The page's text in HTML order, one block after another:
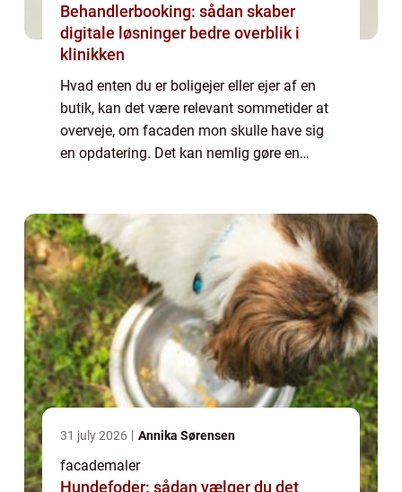
Behandlerbooking: sådan skaber
digitale løsninger bedre overblik i
klinikken
Hvad enten du er boligejer eller ejer af en
butik, kan det være relevant sommetider at
overveje, om facaden mon skulle have sig
en opdatering. Det kan nemlig gøre en
ma...
31 july 2026 Annika Sørensen
facademaler
Hundefoder: sådan vælger du det